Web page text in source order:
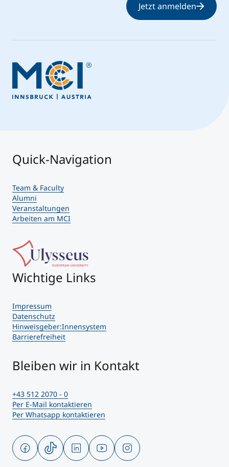
Jetzt anmelden
Quick-Navigation
Team & Faculty
Alumni
Veranstaltungen
Arbeiten am MCI
Wichtige Links
Impressum
Datenschutz
Hinweisgeber:Innensystem
Barrierefreiheit
Bleiben wir in Kontakt
+43 512 2070 - 0
Per E-Mail kontaktieren
Per Whatsapp kontaktieren